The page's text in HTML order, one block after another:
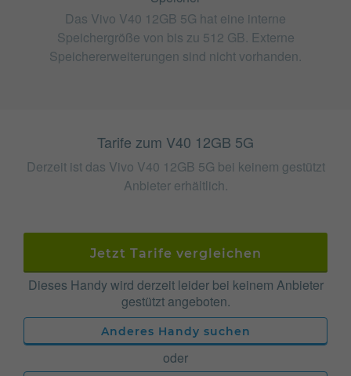
Das Vivo V40 12GB 5G hat eine interne
Speichergröße von bis zu 512 GB. Externe
Speichererweiterungen sind nicht vorhanden.
Tarife zum V40 12GB 5G
Derzeit ist das Vivo V40 12GB 5G bei keinem gestützt
Anbieter erhältlich.
Jetzt Tarife vergleichen
Dieses Handy wird derzeit leider bei keinem Anbieter
gestützt angeboten.
Anderes Handy suchen
oder